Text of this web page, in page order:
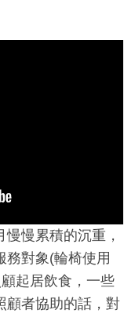
慢慢累積的沉重，
務對象(輪椅使用
起居飲食，一些
顧者協助的話，對